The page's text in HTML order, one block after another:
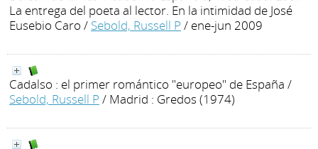
La entrega del poeta al lector. En la intimidad de José
Eusebio Caro / Sebold, Russell P / ene-jun 2009
Cadalso : el primer romántico "europeo" de España /
Sebold, Russell P / Madrid : Gredos (1974)